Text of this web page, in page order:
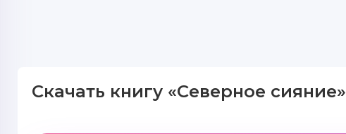
Скачать книгу «Северное сияние»